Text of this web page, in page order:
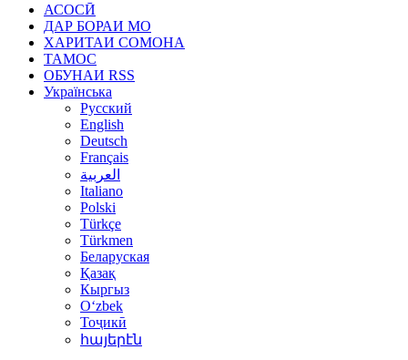
АСОСӢ
ДАР БОРАИ МО
ХАРИТАИ СОМОНА
ТАМОС
ОБУНАИ RSS
Українська
Русский
English
Deutsch
Français
العربية
Italiano
Polski
Türkçe
Türkmen
Беларуская
Қазақ
Кыргыз
Oʻzbek
Тоҷикӣ
հայերէն